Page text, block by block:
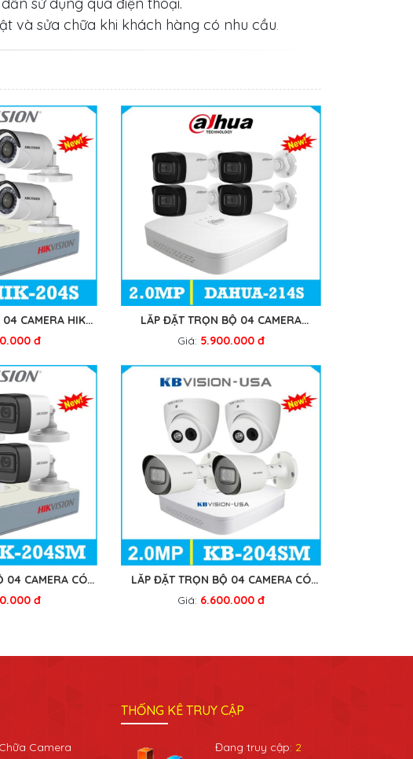
và sửa chữa khi khách hàng có nhu cầu.
CAMERA HIK-
đ
LẮP ĐẶT TRỌN BỘ 04 CAMERA
Giá: 5.900.000 đ
04 CAMERA CÓ
204SM
đ
LẮP ĐẶT TRỌN BỘ 04 CAMERA CÓ
MICRO KB-204SM
Giá: 6.600.000 đ
Camera
THỐNG KÊ TRUY CẬP
Đang truy cập: 2